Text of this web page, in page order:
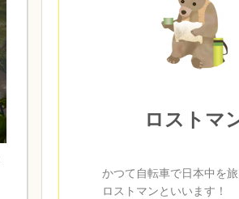
ロストマ
かつて自転車で日本中を
ロストマンといいます！